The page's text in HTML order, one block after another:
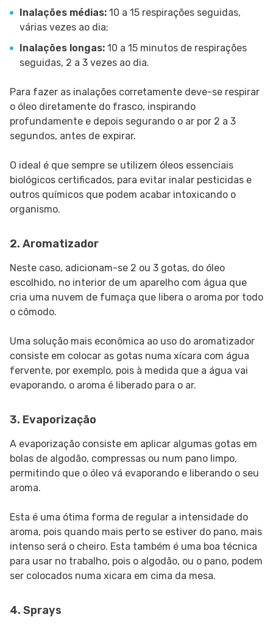
Inalações médias: 10 a 15 respirações seguidas,
várias vezes ao dia;
Inalações longas: 10 a 15 minutos de respirações
seguidas, 2 a 3 vezes ao dia.
Para fazer as inalações corretamente deve-se respirar
o óleo diretamente do frasco, inspirando
profundamente e depois segurando o ar por 2 a 3
segundos, antes de expirar.
O ideal é que sempre se utilizem óleos essenciais
biológicos certificados, para evitar inalar pesticidas e
outros químicos que podem acabar intoxicando o
organismo.
2. Aromatizador
Neste caso, adicionam-se 2 ou 3 gotas, do óleo
escolhido, no interior de um aparelho com água que
cria uma nuvem de fumaça que libera o aroma por todo
o cômodo.
Uma solução mais econômica ao uso do aromatizador
consiste em colocar as gotas numa xícara com água
fervente, por exemplo, pois à medida que a água vai
evaporando, o aroma é liberado para o ar.
3. Evaporização
A evaporização consiste em aplicar algumas gotas em
bolas de algodão, compressas ou num pano limpo,
permitindo que o óleo vá evaporando e liberando o seu
aroma.
Esta é uma ótima forma de regular a intensidade do
aroma, pois quando mais perto se estiver do pano, mais
intenso será o cheiro. Esta também é uma boa técnica
para usar no trabalho, pois o algodão, ou o pano, podem
ser colocados numa xicara em cima da mesa.
4. Sprays